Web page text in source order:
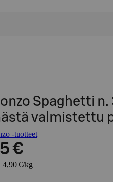
Spaghetti n.
valmistettu
-tuotteet
€
4,90 €/kg